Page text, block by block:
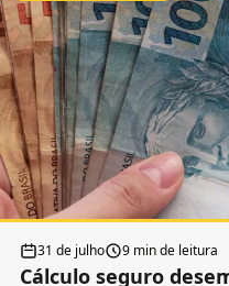
31 de julho 9 min de leitura
Cálculo seguro